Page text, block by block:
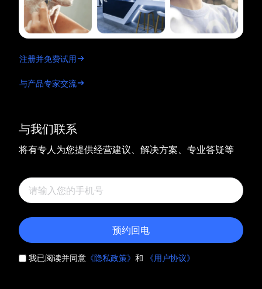
与我们联系
将有专人为您提供经营建议、解决方案、专业答疑等
预约回电
我已阅读并同意 《隐私政策》 和 《用户协议》
注册并免费试用
与产品专家交流